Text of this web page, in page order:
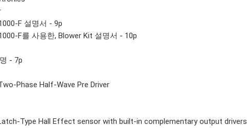
F 설명서 - 9p
F를 사용한, Blower Kit 설명서 - 10p
- 7p
Phase Half-Wave Pre Driver
Type Hall Effect sensor with built-in complementary output drivers.